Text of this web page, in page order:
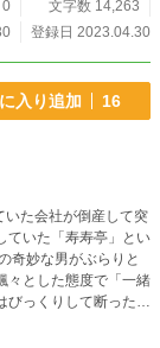
0
文字数 14,263
登録日 2023.04.30
入り追加 16
ていた「寿寿亭」とい
々とした態度で「一緒
びっくりして断った
いなりさんを作れ」